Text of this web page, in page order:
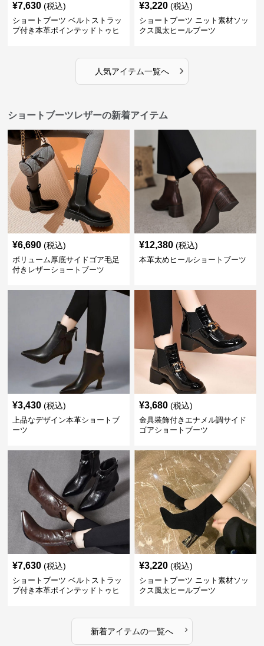
¥7,630 (税込)
ショートブーツ ベルトストラッ
プ付き本革ポインテッドトゥヒ
¥3,220 (税込)
ショートブーツ ニット素材ソッ
クス風太ヒールブーツ
人気アイテム一覧へ ›
ショートブーツレザーの新着アイテム
¥6,690 (税込)
ボリューム厚底サイドゴア毛足
付きレザーショートブーツ
¥12,380 (税込)
本革太めヒールショートブーツ
¥3,430 (税込)
上品なデザイン本革ショートブ
ーツ
¥3,680 (税込)
金具装飾付きエナメル調サイド
ゴアショートブーツ
¥7,630 (税込)
ショートブーツ ベルトストラッ
プ付き本革ポインテッドトゥヒ
¥3,220 (税込)
ショートブーツ ニット素材ソッ
クス風太ヒールブーツ
新着アイテムの一覧へ ›